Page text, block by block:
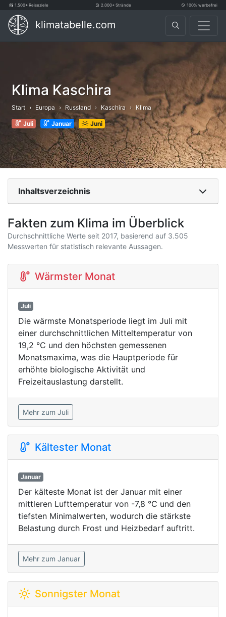
1.500+ Reiseziele 2.000+ Strände 100% werbefrei
klimatabelle.com
Klima Kaschira
Start Europa Russland Kaschira Klima
Juli Januar Juni
Inhaltsverzeichnis
Fakten zum Klima im Überblick
Durchschnittliche Werte seit 2017, basierend auf 3.505
Messwerten für statistisch relevante Aussagen.
Wärmster Monat
Juli
Die wärmste Monatsperiode liegt im Juli mit
einer durchschnittlichen Mitteltemperatur von
19,2 °C und den höchsten gemessenen
Monatsmaxima, was die Hauptperiode für
erhöhte biologische Aktivität und
Freizeitauslastung darstellt.
Mehr zum Juli
Kältester Monat
Januar
Der kälteste Monat ist der Januar mit einer
mittleren Lufttemperatur von -7,8 °C und den
tiefsten Minimalwerten, wodurch die stärkste
Belastung durch Frost und Heizbedarf auftritt.
Mehr zum Januar
Sonnigster Monat